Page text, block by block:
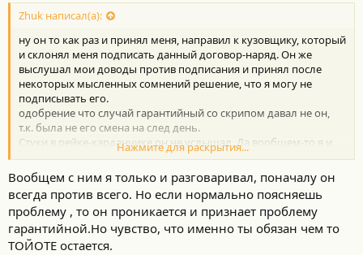
Zhuk написал(а):
ну он то как раз и принял меня, направил к кузовщику, который
и склонял меня подписать данный договор-наряд. Он же
выслушал мои доводы против подписания и принял после
некоторых мысленных сомнений решение, что я могу не
подписывать его.
одобрение что случай гарантийный со скрипом давал не он,
т.к. была не его смена на след день.
Стуки в рейке-карданчике он не услышал. Да вообщем-то я и
не надеялся, т.к. мысленно махнул уже рукой и принял
решение, када епнется окончательно, поменять за свое бабло
Нажмите для раскрытия...
Вообщем с ним я только и разговаривал, поначалу он
всегда против всего. Но если нормально поясняешь
проблему , то он проникается и признает проблему
гарантийной.Но чувство, что именно ты обязан чем то
ТОЙОТЕ остается.